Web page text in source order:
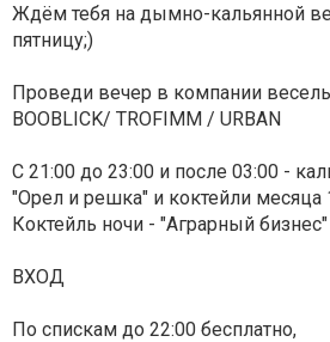
Ждём тебя на дымно-кальянной
пятницу;)
Проведи вечер в компании
BOOBLICK/ TROFIMM / URBAN
С 21:00 до 23:00 и после 03:00 -
"Орел и решка" и коктейли месяца
Коктейль ночи - "Аграрный бизнес"
ВХОД
По спискам до 22:00 бесплатно,